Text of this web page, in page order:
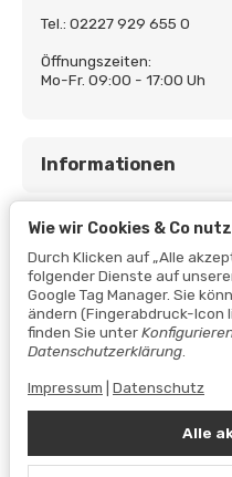
Tel.: 02227 929 655 0
Öffnungszeiten:
Mo-Fr. 09:00 - 17:00 Uh
Informationen
Gesetzliche
Alle
Wie wir Cookies & Co
Durch Klicken auf „Alle
folgender Dienste auf
Google Tag Manager. Sie
ändern (Fingerabdruck-Icon
finden Sie unter
Datenschutzerklärung.
Impressum Datenschutz